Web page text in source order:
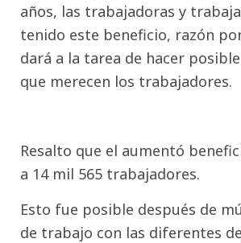
años, las trabajadoras y
tenido este beneficio, razón
dará a la tarea de hacer
que merecen los trabajadores.
Resalto que el aumentó
a 14 mil 565 trabajadores.
Esto fue posible después de
de trabajo con las diferentes